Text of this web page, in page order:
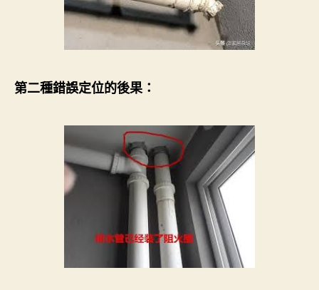
第二種錯誤定位的後果：